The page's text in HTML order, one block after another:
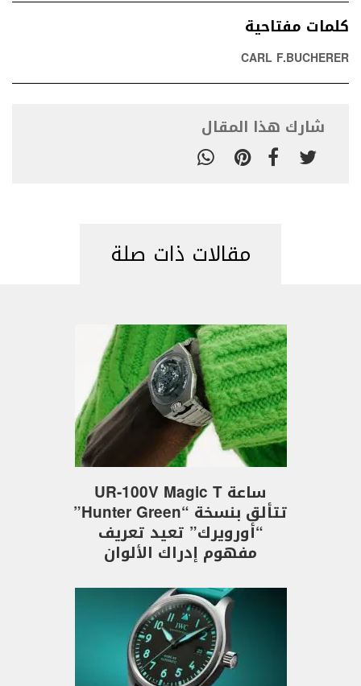
كلمات مفتاحية
CARL F.BUCHERER
شارك هذا المقال
مقالات ذات صلة
ساعة UR-100V Magic T
تتألق بنسخة “Hunter Green”
“أورويرك” تعيد تعريف
مفهوم إدراك الألوان